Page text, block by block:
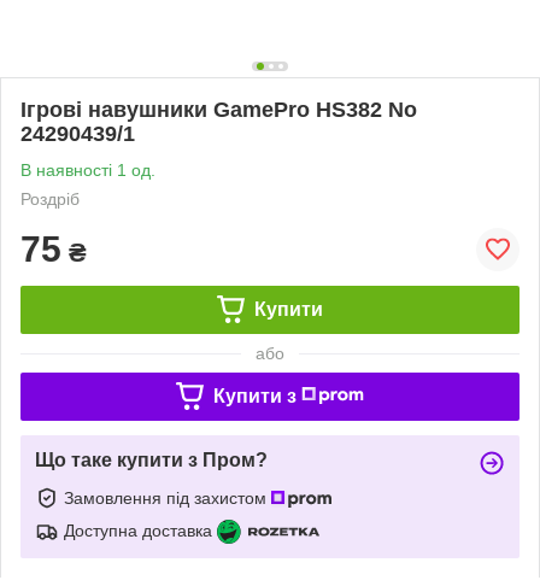
Ігрові навушники GamePro HS382 No
24290439/1
В наявності 1 од.
Роздріб
75 ₴
Купити
або
Купити з
Що таке купити з Пром?
Замовлення під захистом
Доступна доставка